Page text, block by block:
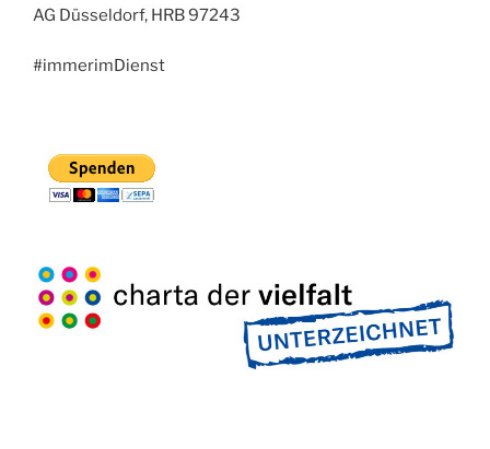
AG Düsseldorf, HRB 97243
#immerimDienst